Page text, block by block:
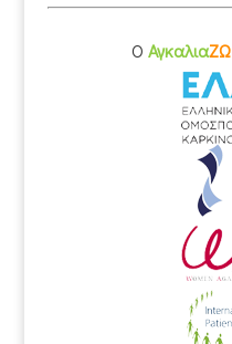
OΑγκαλιαΖΩ